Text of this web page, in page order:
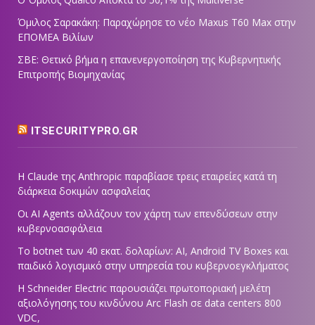
Όμιλος Σαρακάκη: Παραχώρησε το νέο Maxus T60 Max στην
ΕΠΟΜΕΑ Βιλίων
ΣΒΕ: Θετικό βήμα η επανενεργοποίηση της Κυβερνητικής
Επιτροπής Βιομηχανίας
ITSECURITYPRO.GR
Η Claude της Anthropic παραβίασε τρεις εταιρείες κατά τη
διάρκεια δοκιμών ασφαλείας
Οι AI Agents αλλάζουν τον χάρτη των επενδύσεων στην
κυβερνοασφάλεια
Το botnet των 40 εκατ. δολαρίων: AI, Android TV Boxes και
παιδικό λογισμικό στην υπηρεσία του κυβερνοεγκλήματος
Η Schneider Electric παρουσιάζει πρωτοποριακή μελέτη
αξιολόγησης του κινδύνου Arc Flash σε data centers 800
VDC,